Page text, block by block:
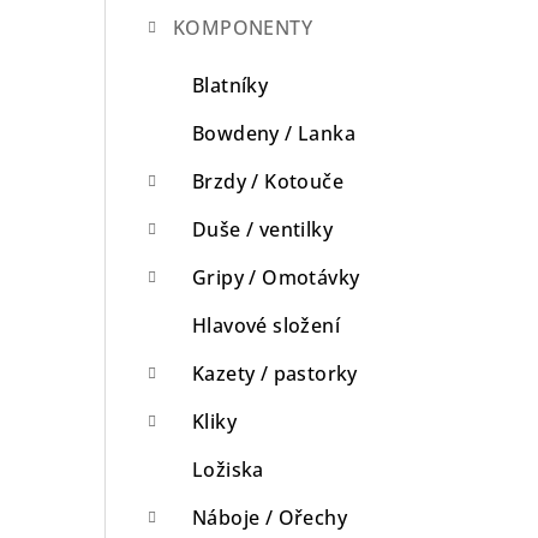
KOMPONENTY
Blatníky
Bowdeny / Lanka
Brzdy / Kotouče
Duše / ventilky
Gripy / Omotávky
Hlavové složení
Kazety / pastorky
Kliky
Ložiska
Náboje / Ořechy